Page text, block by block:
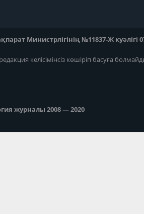
Министрлігінің №11837-Ж куәлігі
келісімінсіз көшіріп басуға
журналы 2008 — 2020